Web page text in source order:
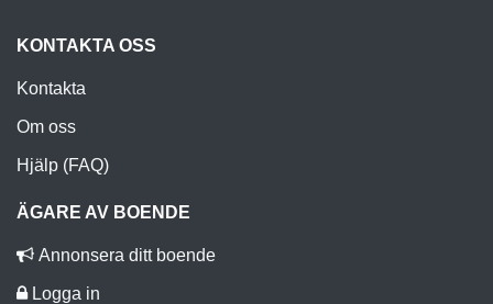
KONTAKTA OSS
Kontakta
Om oss
Hjälp (FAQ)
ÄGARE AV BOENDE
Annonsera ditt boende
Logga in